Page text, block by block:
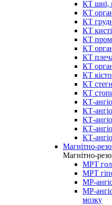
КТ шиї,
КТ
КТ
КТ кисті
КТ
КТ
КТ
КТ
КТ
КТ
КТ
КТ-
КТ-
КТ-
КТ-
КТ-
Магнітно-
Магнітно-
МРТ
МРТ
МР-
МР-
мозку